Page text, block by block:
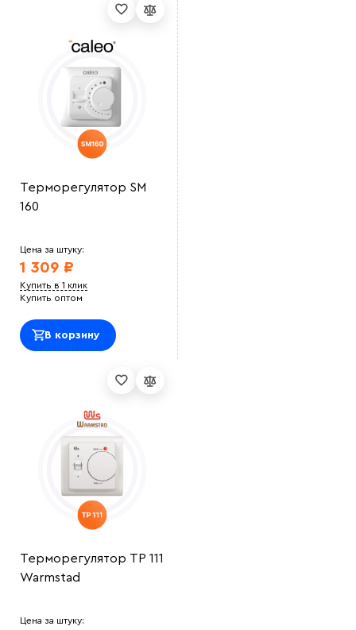
Терморегулятор SM
160
Цена за штуку:
1 309 ₽
Купить в 1 клик
Купить оптом
В корзину
Терморегулятор ТР 111
Warmstad
Цена за штуку: